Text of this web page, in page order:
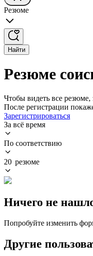
Резюме
Найти
Резюме
Чтобы видеть все резюме,
После регистрации
Зарегистрироваться
За всё время
По соответствию
20 резюме
Ничего не
Попробуйте изменить
Другие